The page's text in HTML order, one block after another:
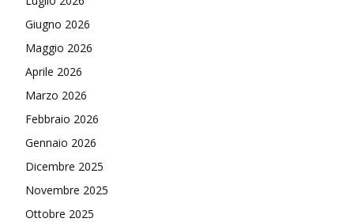
Giugno 2026
Maggio 2026
Aprile 2026
Marzo 2026
Febbraio 2026
Gennaio 2026
Dicembre 2025
Novembre 2025
Ottobre 2025